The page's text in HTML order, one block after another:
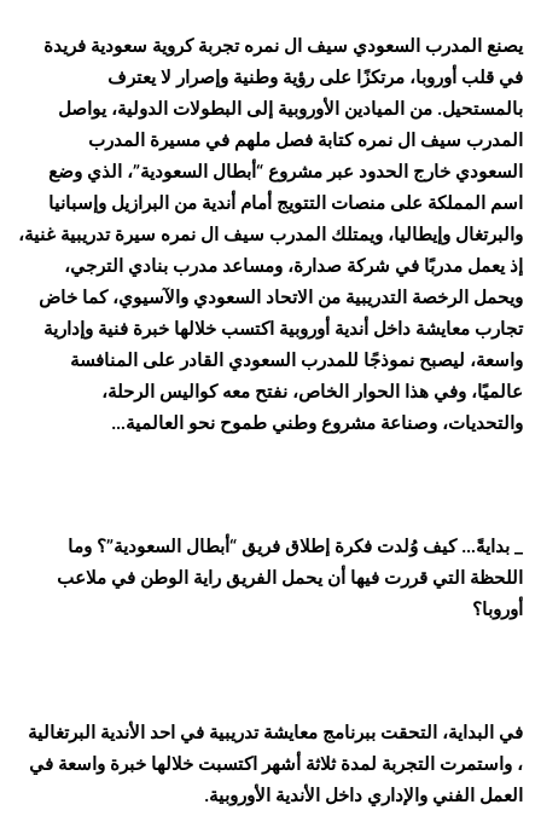
يصنع المدرب السعودي سيف ال نمره تجربة كروية سعودية فريدة
في قلب أوروبا، مرتكزًا على رؤية وطنية وإصرار لا يعترف
بالمستحيل. من الميادين الأوروبية إلى البطولات الدولية، يواصل
المدرب سيف ال نمره كتابة فصل ملهم في مسيرة المدرب
السعودي خارج الحدود عبر مشروع “أبطال السعودية”، الذي وضع
اسم المملكة على منصات التتويج أمام أندية من البرازيل وإسبانيا
والبرتغال وإيطاليا، ويمتلك المدرب سيف ال نمره سيرة تدريبية غنية،
إذ يعمل مدربًا في شركة صدارة، ومساعد مدرب بنادي الترجي،
ويحمل الرخصة التدريبية من الاتحاد السعودي والآسيوي، كما خاض
تجارب معايشة داخل أندية أوروبية اكتسب خلالها خبرة فنية وإدارية
واسعة، ليصبح نموذجًا للمدرب السعودي القادر على المنافسة
عالميًا، وفي هذا الحوار الخاص، نفتح معه كواليس الرحلة،
والتحديات، وصناعة مشروع وطني طموح نحو العالمية…
_ بدايةً… كيف وُلدت فكرة إطلاق فريق “أبطال السعودية”؟ وما
اللحظة التي قررت فيها أن يحمل الفريق راية الوطن في ملاعب
أوروبا؟
في البداية، التحقت ببرنامج معايشة تدريبية في احد الأندية البرتغالية
، واستمرت التجربة لمدة ثلاثة أشهر اكتسبت خلالها خبرة واسعة في
العمل الفني والإداري داخل الأندية الأوروبية.